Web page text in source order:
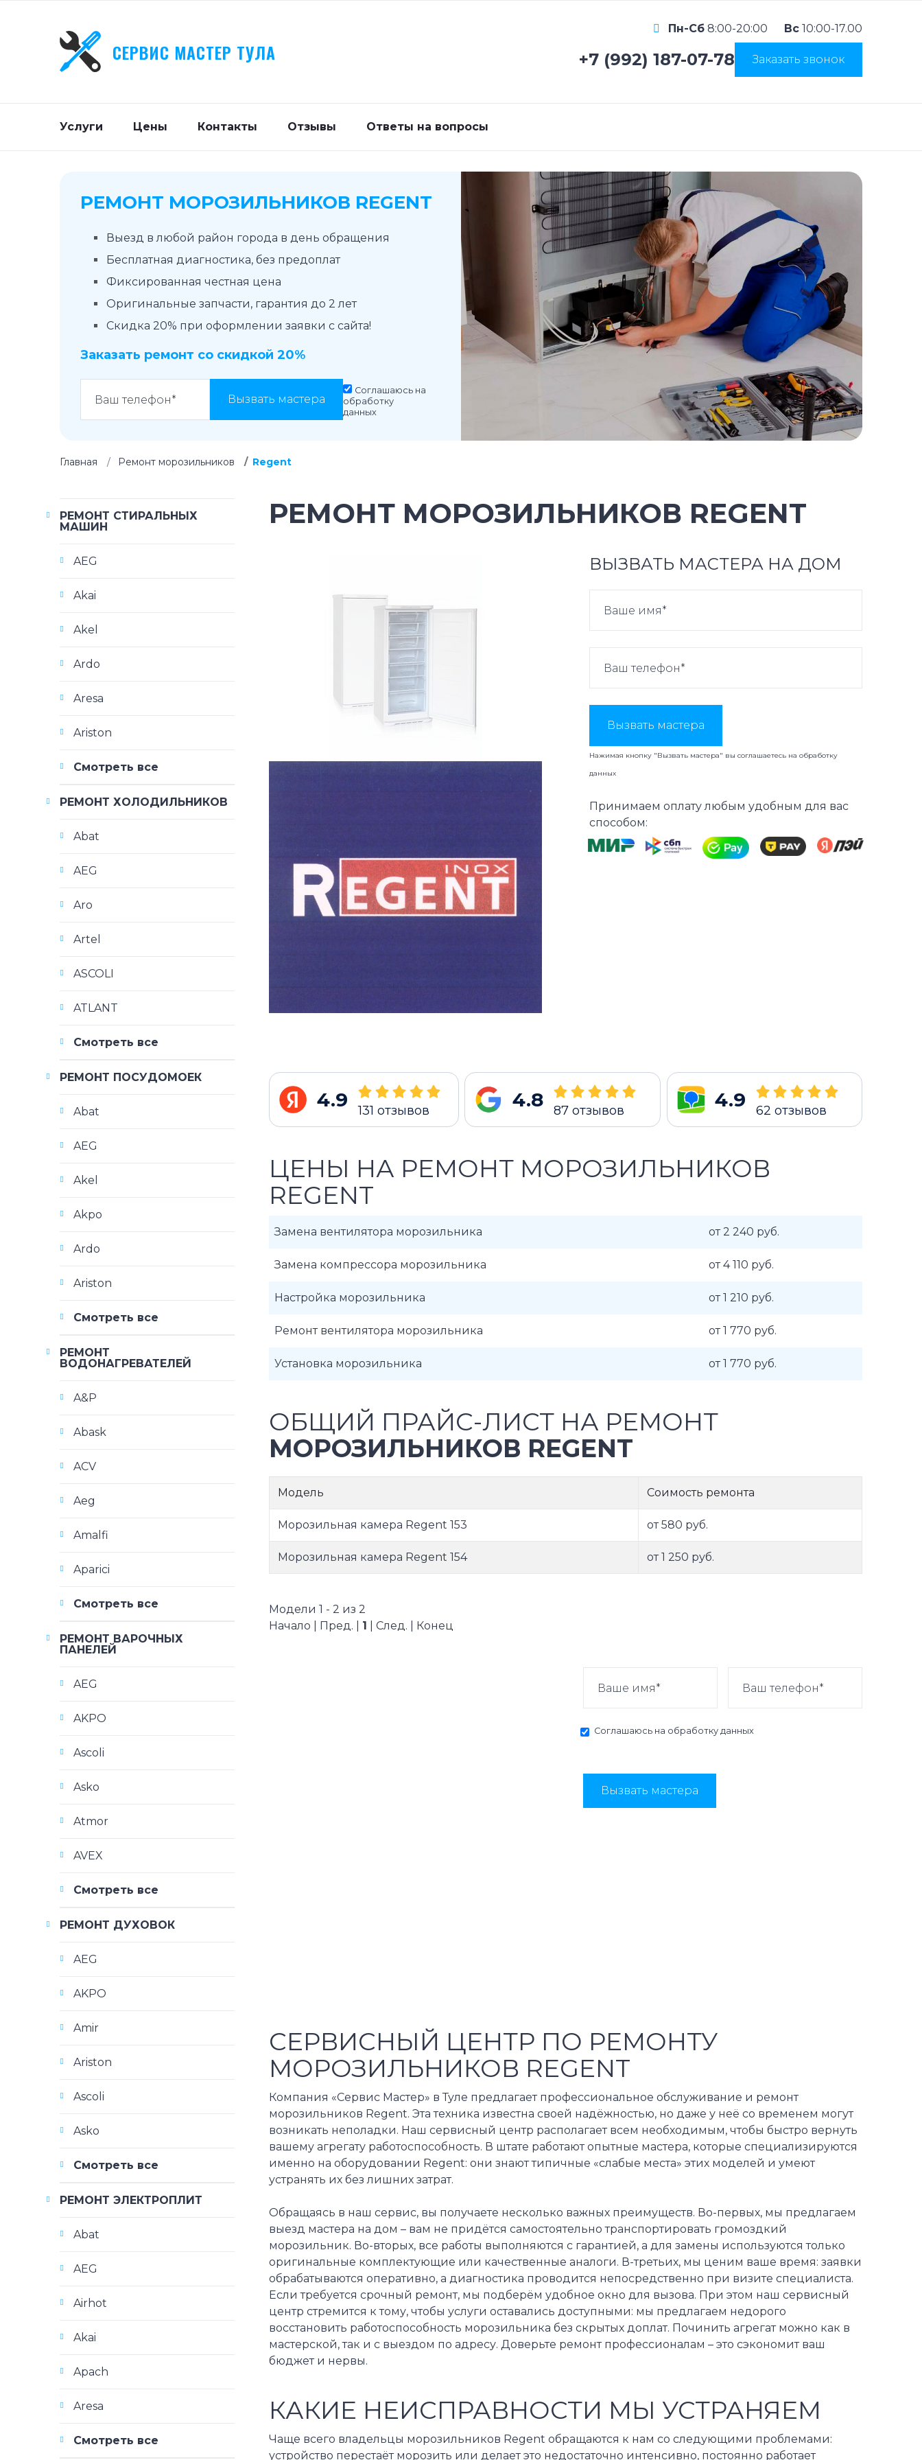
СЕРВИС МАСТЕР ТУЛА
Пн-Сб 8:00-20:00 Вс 10:00-17.00
+7 (992) 187-07-78 Заказать звонок
Услуги Цены Контакты Отзывы Ответы на вопросы
РЕМОНТ МОРОЗИЛЬНИКОВ REGENT
Выезд в любой район города в день обращения
Бесплатная диагностика, без предоплат
Фиксированная честная цена
Оригинальные запчасти, гарантия до 2 лет
Скидка 20% при оформлении заявки с сайта!
Заказать ремонт со скидкой 20%
Вызвать мастера
Соглашаюсь на
обработку
данных
Главная Ремонт морозильников Regent
РЕМОНТ МОРОЗИЛЬНИКОВ REGENT
ВЫЗВАТЬ МАСТЕРА НА ДОМ
Вызвать мастера
Нажимая кнопку "Вызвать мастера" вы соглашаетесь наобработку
данных
Принимаем оплату любым удобным для вас
способом:
4.9 131 отзывов 4.8 87 отзывов 4.9 62 отзывов
ЦЕНЫ НА РЕМОНТ МОРОЗИЛЬНИКОВ
REGENT
Замена вентилятора морозильника от 2 240 руб.
Замена компрессора морозильника от 4 110 руб.
Настройка морозильника от 1 210 руб.
Ремонт вентилятора морозильника от 1 770 руб.
Установка морозильника от 1 770 руб.
ОБЩИЙ ПРАЙС-ЛИСТ НА РЕМОНТ
МОРОЗИЛЬНИКОВ REGENT
Модель Соимость ремонта
Морозильная камера Regent 153 от 580 руб.
Морозильная камера Regent 154 от 1 250 руб.
Модели 1 - 2 из 2
Начало | Пред. | 1 | След. | Конец
Соглашаюсь на обработку данных
Вызвать мастера
СЕРВИСНЫЙ ЦЕНТР ПО РЕМОНТУ
МОРОЗИЛЬНИКОВ REGENT
Компания «Сервис Мастер» в Туле предлагает профессиональное обслуживание и ремонт
морозильников Regent. Эта техника известна своей надёжностью, но даже у неё со временем могут
возникать неполадки. Наш сервисный центр располагает всем необходимым, чтобы быстро вернуть
вашему агрегату работоспособность. В штате работают опытные мастера, которые специализируются
именно на оборудовании Regent: они знают типичные «слабые места» этих моделей и умеют
устранять их без лишних затрат.
Обращаясь в наш сервис, вы получаете несколько важных преимуществ. Во-первых, мы предлагаем
выезд мастера на дом – вам не придётся самостоятельно транспортировать громоздкий
морозильник. Во-вторых, все работы выполняются с гарантией, а для замены используются только
оригинальные комплектующие или качественные аналоги. В-третьих, мы ценим ваше время: заявки
обрабатываются оперативно, а диагностика проводится непосредственно при визите специалиста.
Если требуется срочный ремонт, мы подберём удобное окно для вызова. При этом наш сервисный
центр стремится к тому, чтобы услуги оставались доступными: мы предлагаем недорого
восстановить работоспособность морозильника без скрытых доплат. Починить агрегат можно как в
мастерской, так и с выездом по адресу. Доверьте ремонт профессионалам – это сэкономит ваш
бюджет и нервы.
КАКИЕ НЕИСПРАВНОСТИ МЫ УСТРАНЯЕМ
Чаще всего владельцы морозильников Regent обращаются к нам со следующими проблемами:
устройство перестаёт морозить или делает это недостаточно интенсивно, постоянно работает
РЕМОНТ СТИРАЛЬНЫХ
МАШИН
AEG
Akai
Akel
Ardo
Aresa
Ariston
Смотреть все
РЕМОНТ ХОЛОДИЛЬНИКОВ
Abat
AEG
Aro
Artel
ASCOLI
ATLANT
Смотреть все
РЕМОНТ ПОСУДОМОЕК
Abat
AEG
Akel
Akpo
Ardo
Ariston
Смотреть все
РЕМОНТ
ВОДОНАГРЕВАТЕЛЕЙ
A&P
Abask
ACV
Aeg
Amalfi
Aparici
Смотреть все
РЕМОНТ ВАРОЧНЫХ
ПАНЕЛЕЙ
AEG
AKPO
Ascoli
Asko
Atmor
AVEX
Смотреть все
РЕМОНТ ДУХОВОК
AEG
AKPO
Amir
Ariston
Ascoli
Asko
Смотреть все
РЕМОНТ ЭЛЕКТРОПЛИТ
Abat
AEG
Airhot
Akai
Apach
Aresa
Смотреть все